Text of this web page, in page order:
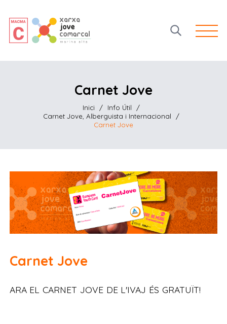
Open
Carnet Jove
Inici / Info Útil
/
Carnet Jove, Alberguista i Internacional
/
Carnet Jove
Carnet Jove
ARA EL CARNET JOVE DE L'IVAJ ÉS GRATUÏT!